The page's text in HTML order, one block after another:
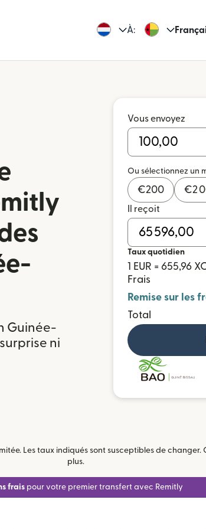
À:
Guinée-
ni
Vous envoyez
Ou sélectionnez un
€200 €2
Il reçoit
Taux quotidien
1 EUR = 655,96
Frais
Remise sur les
Total
Les taux indiqués sont susceptibles de changer.
plus.
frais pour votre premier transfert avec Remitly